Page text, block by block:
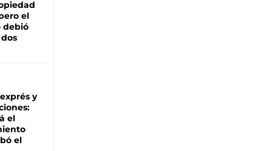
el
debió
y
el
el